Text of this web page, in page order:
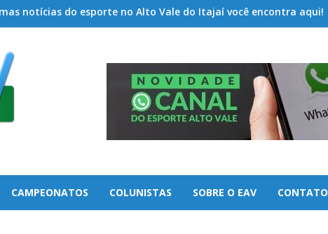
notícias do esporte no Alto Vale do Itajaí você encontra aqui!
CAMPEONATOS COLUNISTAS SOBRE O EAV CONTATO